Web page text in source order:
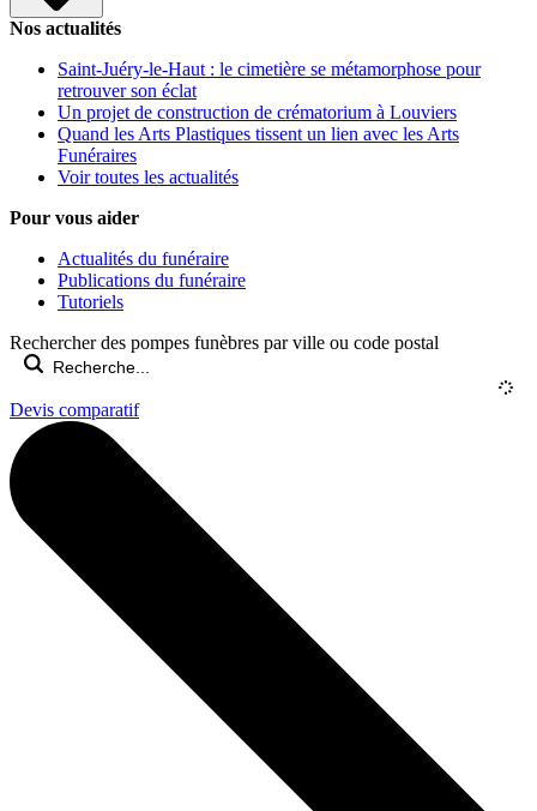
Nos actualités
Saint-Juéry-le-Haut : le cimetière se métamorphose pour
retrouver son éclat
Un projet de construction de crématorium à Louviers
Quand les Arts Plastiques tissent un lien avec les Arts
Funéraires
Voir toutes les actualités
Pour vous aider
Actualités du funéraire
Publications du funéraire
Tutoriels
Rechercher des pompes funèbres par ville ou code postal
Devis comparatif